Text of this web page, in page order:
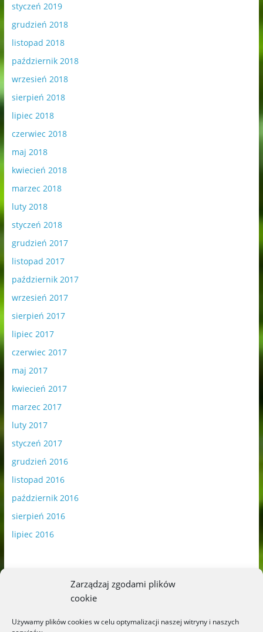
Zarządzaj zgodami plików
cookie
Używamy plików cookies w celu optymalizacji naszej witryny i naszych
styczeń 2019
grudzień 2018
listopad 2018
październik 2018
wrzesień 2018
sierpień 2018
lipiec 2018
czerwiec 2018
maj 2018
kwiecień 2018
marzec 2018
luty 2018
styczeń 2018
grudzień 2017
listopad 2017
październik 2017
wrzesień 2017
sierpień 2017
lipiec 2017
czerwiec 2017
maj 2017
kwiecień 2017
marzec 2017
luty 2017
styczeń 2017
grudzień 2016
listopad 2016
październik 2016
sierpień 2016
lipiec 2016